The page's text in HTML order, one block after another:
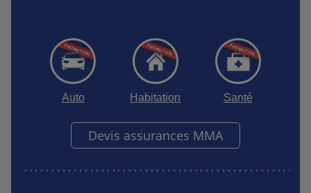
Auto Habitation Santé
Devis assurances MMA